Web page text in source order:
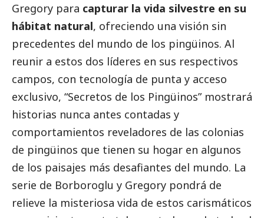
Gregory para capturar la vida silvestre en su
hábitat natural, ofreciendo una visión sin
precedentes del mundo de los pingüinos. Al
reunir a estos dos líderes en sus respectivos
campos, con tecnología de punta y acceso
exclusivo, “Secretos de los Pingüinos” mostrará
historias nunca antes contadas y
comportamientos reveladores de las colonias
de pingüinos que tienen su hogar en algunos
de los paisajes más desafiantes del mundo. La
serie de Borboroglu y Gregory pondrá de
relieve la misteriosa vida de estos carismáticos